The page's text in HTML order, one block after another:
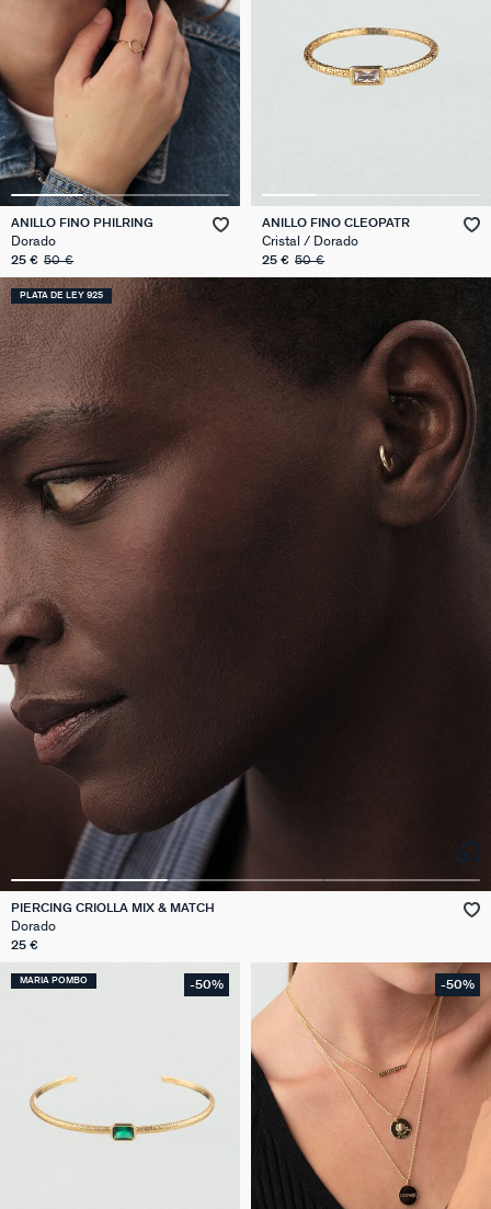
ANILLO FINO PHILRING
Dorado
25 € 50 €
ANILLO FINO CLEOPATR
Cristal / Dorado
25 € 50 €
PLATA DE LEY 925
PIERCING CRIOLLA MIX & MATCH
Dorado
25 €
MARIA POMBO -50% -50%